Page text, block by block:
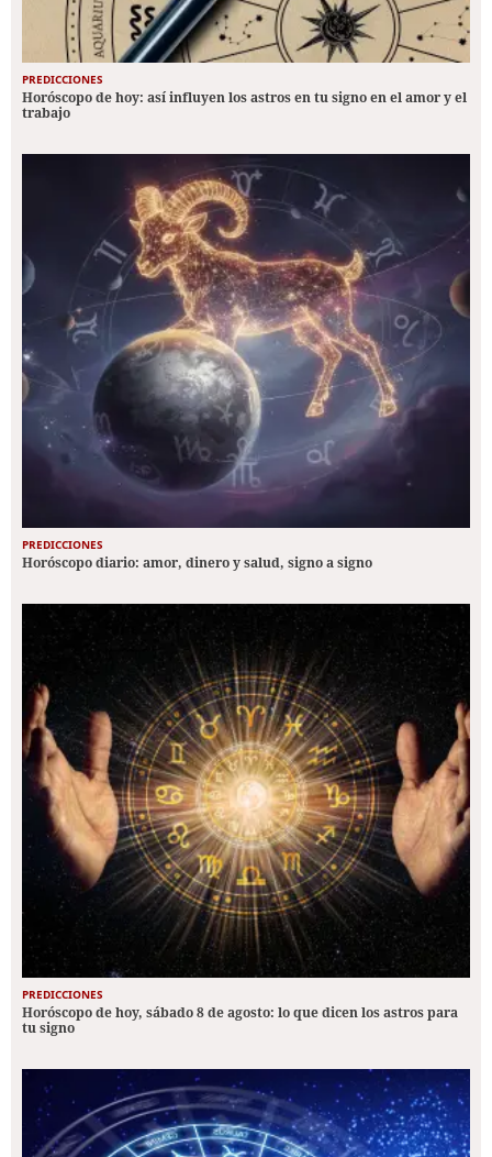
PREDICCIONES
Horóscopo de hoy: así influyen los astros en tu signo en el amor y el
trabajo
PREDICCIONES
Horóscopo diario: amor, dinero y salud, signo a signo
PREDICCIONES
Horóscopo de hoy, sábado 8 de agosto: lo que dicen los astros para
tu signo